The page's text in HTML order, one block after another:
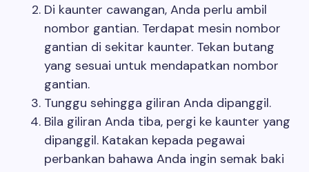
Di kaunter cawangan, Anda perlu ambil
nombor gantian. Terdapat mesin nombor
gantian di sekitar kaunter. Tekan butang
yang sesuai untuk mendapatkan nombor
gantian.
Tunggu sehingga giliran Anda dipanggil.
Bila giliran Anda tiba, pergi ke kaunter yang
dipanggil. Katakan kepada pegawai
perbankan bahawa Anda ingin semak baki